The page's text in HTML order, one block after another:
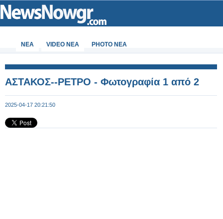
ΝΕΑ VIDEO NEA PHOTO NEA
ΑΣΤΑΚΟΣ--ΡΕΤΡΟ - Φωτογραφία 1 από 2
2025-04-17 20:21:50